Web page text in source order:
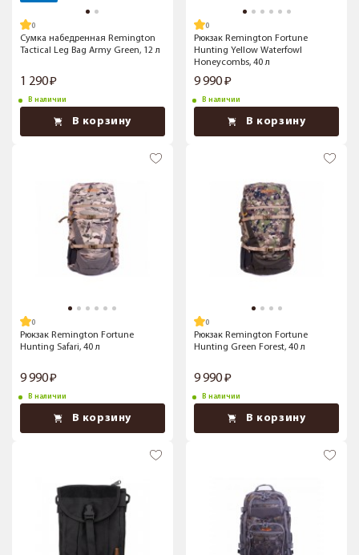
Сумка набедренная Remington
Tactical Leg Bag Army Green, 12 л
1 290
В наличии
В корзину
Рюкзак Remington Fortune
Hunting Yellow Waterfowl
Honeycombs, 40 л
9 990
В наличии
В корзину
Рюкзак Remington Fortune
Hunting Safari, 40 л
9 990
В наличии
В корзину
Рюкзак Remington Fortune
Hunting Green Forest, 40 л
9 990
В наличии
В корзину